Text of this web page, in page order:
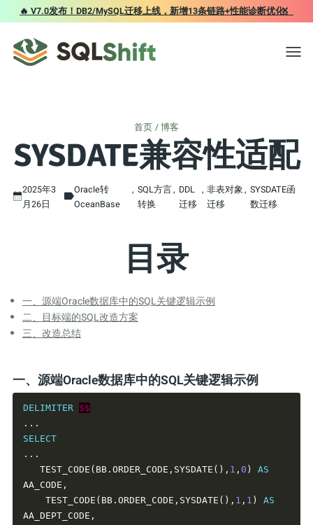
🔥 V7.0发布！DB2/MySQL迁移上线，新增13条链路+性能诊断优化。
×
首页 博客
SYSDATE兼容性适配
2025年3
月26日
Oracle转
OceanBase
SQL方言
转换
DDL
迁移
非表对象
迁移
SYSDATE函
数迁移
目录
一、源端Oracle数据库中的SQL关键逻辑示例
二、目标端的SQL改造方案
三、改造总结
一、源端Oracle数据库中的SQL关键逻辑示例
DELIMITER $$
SELECT
   TEST_CODE(BB.ORDER_CODE,SYSDATE(),
1 ,0 ) AS
    TEST_CODE(BB.ORDER_CODE,SYSDATE(),
1 , 1 ) AS